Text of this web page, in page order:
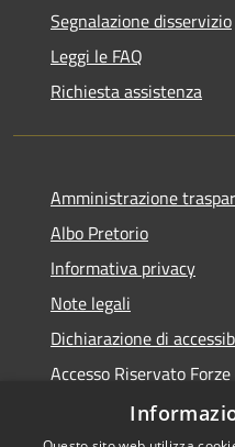
Segnalazione disservizio
Leggi le FAQ
Richiesta assistenza
Amministrazione
Albo Pretorio
Informativa privacy
Note legali
Dichiarazione di
Accesso Riservato
Archivio vecchio sito